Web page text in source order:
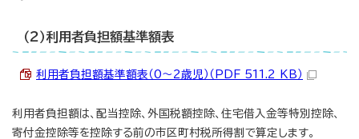
（2）利用者負担額基準額表
利用者負担額基準額表（0～2歳児）（PDF 511.2 KB）
利用者負担額は、配当控除、外国税額控除、住宅借入金等特別控除、
寄付金控除等を控除する前の市区町村税所得割で算定します。